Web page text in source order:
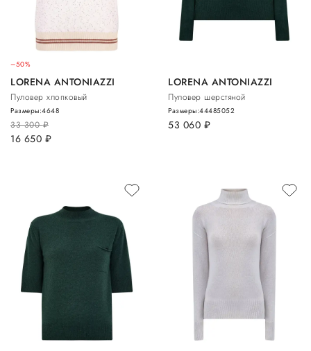
–50%
LORENA ANTONIAZZI
Пуловер хлопковый
33 300руб.
16 650 руб.
Размеры:4648
LORENA ANTONIAZZI
Пуловер шерстяной
53 060 руб.
Размеры:44485052